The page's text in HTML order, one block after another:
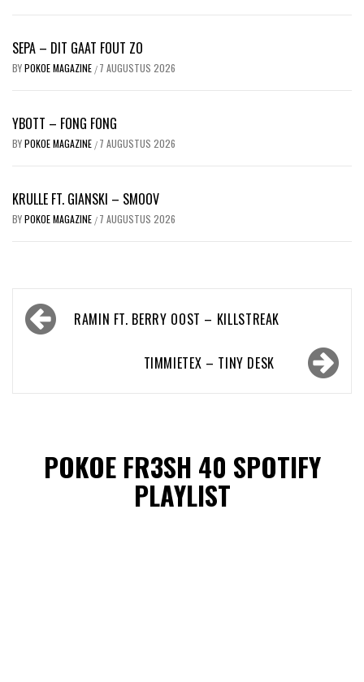
SEPA – DIT GAAT FOUT ZO
BYPOKOE MAGAZINE / 7 AUGUSTUS 2026
YBOTT – FONG FONG
BYPOKOE MAGAZINE / 7 AUGUSTUS 2026
KRULLE FT. GIANSKI – SMOOV
BYPOKOE MAGAZINE / 7 AUGUSTUS 2026
Bericht
navigatieRAMIN FT. BERRY OOST – KILLSTREAK
TIMMIETEX – TINY DESK
POKOE FR3SH 40 SPOTIFY
PLAYLIST